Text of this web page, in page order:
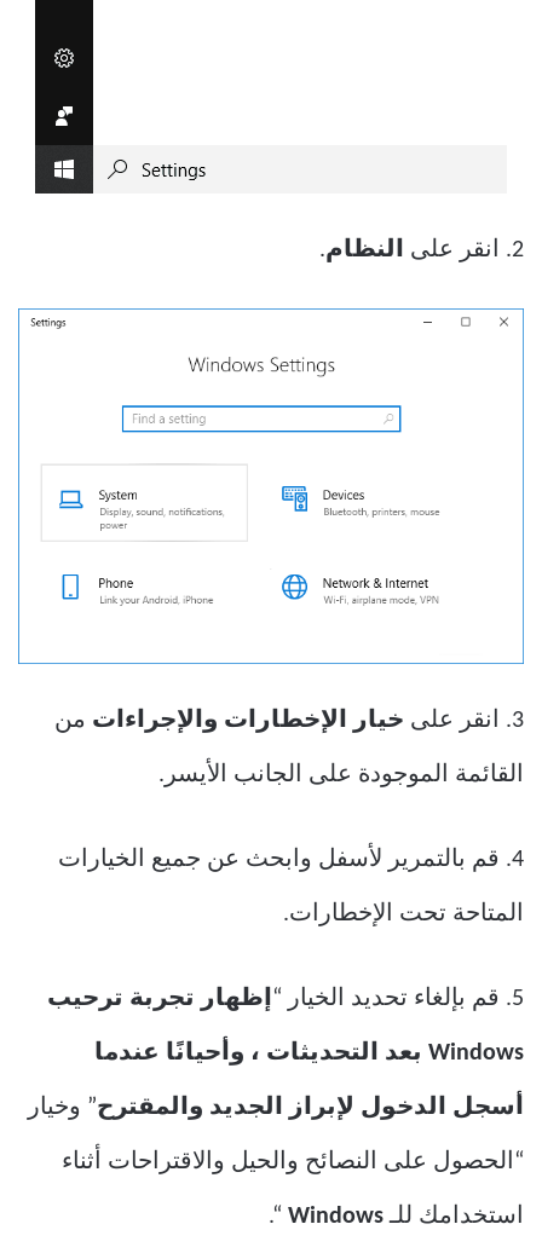
2. انقر على النظام.
3. انقر على خيار الإخطارات والإجراءات من
القائمة الموجودة على الجانب الأيسر.
4. قم بالتمرير لأسفل وابحث عن جميع الخيارات
المتاحة تحت الإخطارات.
5. قم بإلغاء تحديد الخيار “ إظهار تجربة ترحيب
Windows بعد التحديثات ، وأحيانًا عندما
أسجل الدخول لإبراز الجديد والمقترح” وخيار
“الحصول على النصائح والحيل والاقتراحات أثناء
استخدامك للـ Windows
“.